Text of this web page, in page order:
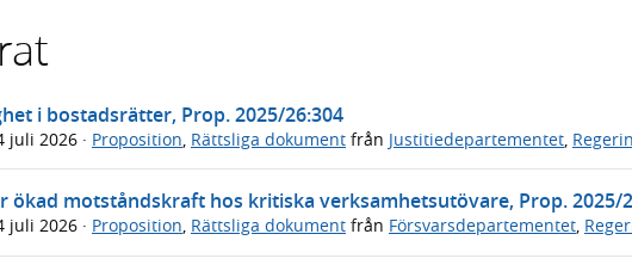
i bostadsrätter, Prop. 2025/26:304
juli 2026 · Proposition Rättsliga dokument från Justitiedepartementet
ökad motståndskraft hos kritiska verksamhetsutövare, Prop. 2025/
juli 2026 · Proposition, Rättsliga dokument från Försvarsdepartementet,